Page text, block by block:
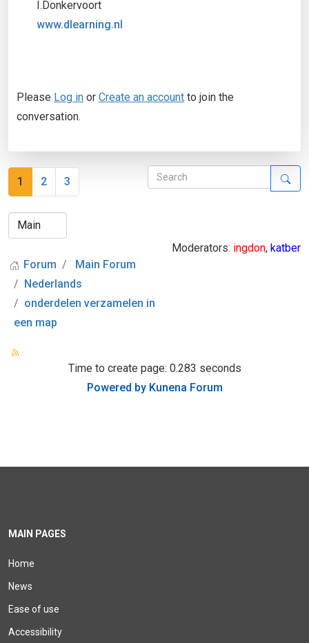
I.Donkervoort
www.dlearning.nl
Please Log in or Create an account to join the
conversation.
1 2 3
Moderators: ingdon, katber
Forum
Main Forum
Nederlands
onderdelen verzamelen in
een map
Time to create page: 0.283 seconds
Powered by Kunena Forum
MAIN PAGES
Home
News
Ease of use
Accessibility